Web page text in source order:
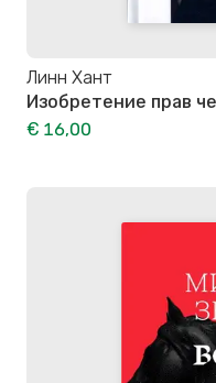
Линн Хант
Изобретение прав
€ 16,00